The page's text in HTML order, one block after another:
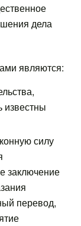
дела
являются:
известны
силу
заключение
перевод,